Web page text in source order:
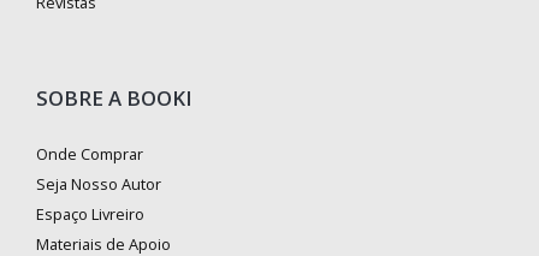
SOBRE A BOOKI
Onde Comprar
Seja Nosso Autor
Espaço Livreiro
Materiais de Apoio